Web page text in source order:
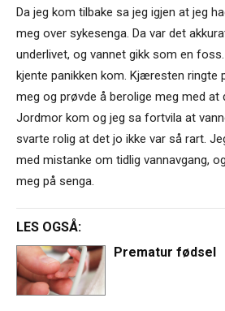
Da jeg kom tilbake sa jeg igjen at jeg
meg over sykesenga. Da var det
underlivet, og vannet gikk som en
kjente panikken kom. Kjæresten ringte
meg og prøvde å berolige meg med at
Jordmor kom og jeg sa fortvila at
svarte rolig at det jo ikke var så rart.
med mistanke om tidlig vannavgang,
meg på senga.
LES OGSÅ:
Prematur fødsel